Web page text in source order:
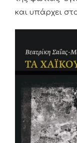
και υπάρχει